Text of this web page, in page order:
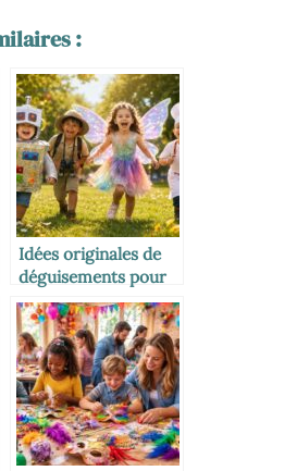
:
Idées originales de
déguisements pour
enfants à Carnaval